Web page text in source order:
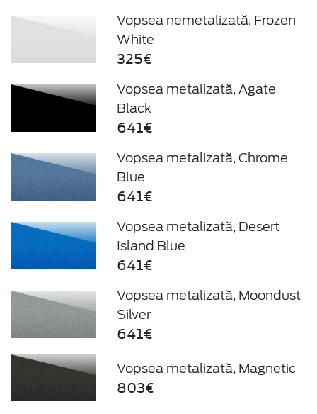
Vopsea nemetalizată, Frozen
White
325€
Vopsea metalizată, Agate
Black
641€
Vopsea metalizată, Chrome
Blue
641€
Vopsea metalizată, Desert
Island Blue
641€
Vopsea metalizată, Moondust
Silver
641€
Vopsea metalizată, Magnetic
803€